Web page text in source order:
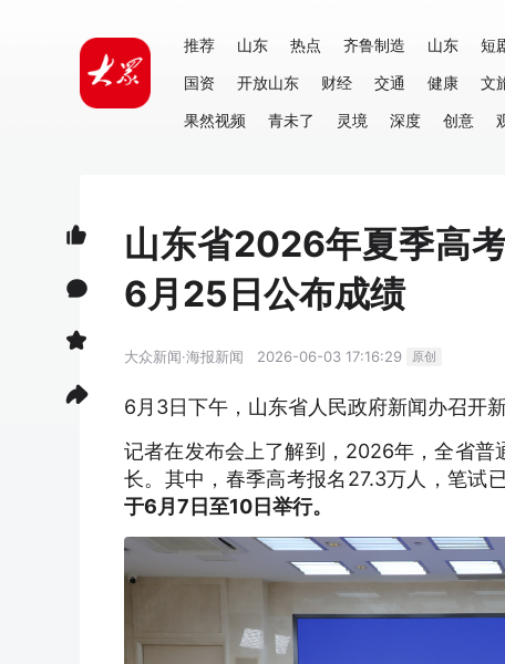
推荐 山东 热点 齐鲁制造 山东 短
国资
开放山东 财经 交通 健康 文
果然视频
青未了 灵境 深度 创意
山东省2026年夏季高
6月25日公布成绩
大众新闻·海报新闻 2026-06-03 17:16:29 原创
6月3日下午，山东省人民政府新闻办召开
记者在发布会上了解到，2026年，全省
长。其中，春季高考报名27.3万人，笔试
于6月7日至10日举行。